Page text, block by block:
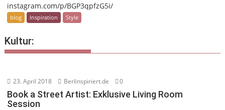
instagram.com/p/BGP3qpfzG5i/
blog Inspiration Style
Kultur:
23. April 2018 Berlinspiriert.de 0
Book a Street Artist: Exklusive Living Room
Session